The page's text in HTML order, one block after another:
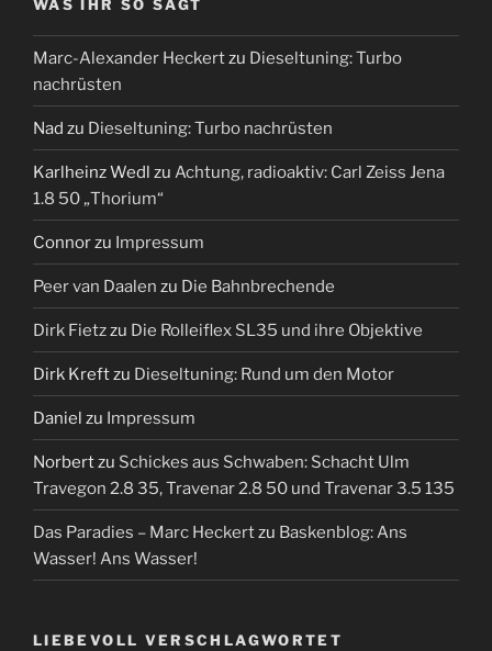
WAS IHR SO SAGT
Marc-Alexander Heckertzu Dieseltuning: Turbo
nachrüsten
Nad zu Dieseltuning: Turbo nachrüsten
Karlheinz Wedl zu Achtung, radioaktiv: Carl Zeiss Jena
1.8 50 „Thorium“
Connorzu Impressum
Peer van Daalen zu Die Bahnbrechende
Dirk Fietzzu Die Rolleiflex SL35 und ihre Objektive
Dirk Kreftzu Dieseltuning: Rund um den Motor
Daniel zu Impressum
Norbertzu Schickes aus Schwaben: Schacht Ulm
Travegon 2.8 35, Travenar 2.8 50 und Travenar 3.5 135
Das Paradies – Marc Heckertzu Baskenblog: Ans
Wasser! Ans Wasser!
LIEBEVOLL VERSCHLAGWORTET